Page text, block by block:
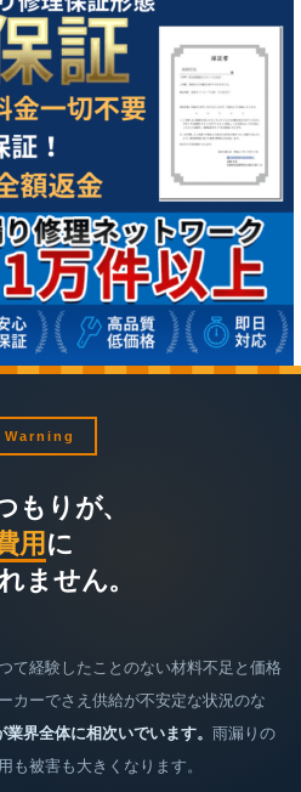
Warning
もりが、
用 に
ません。
て経験したことのない材料不足と価格
カーでさえ供給が不安定な状況のな
界全体に相次いでいます。 雨漏りの
も被害も大きくなります。